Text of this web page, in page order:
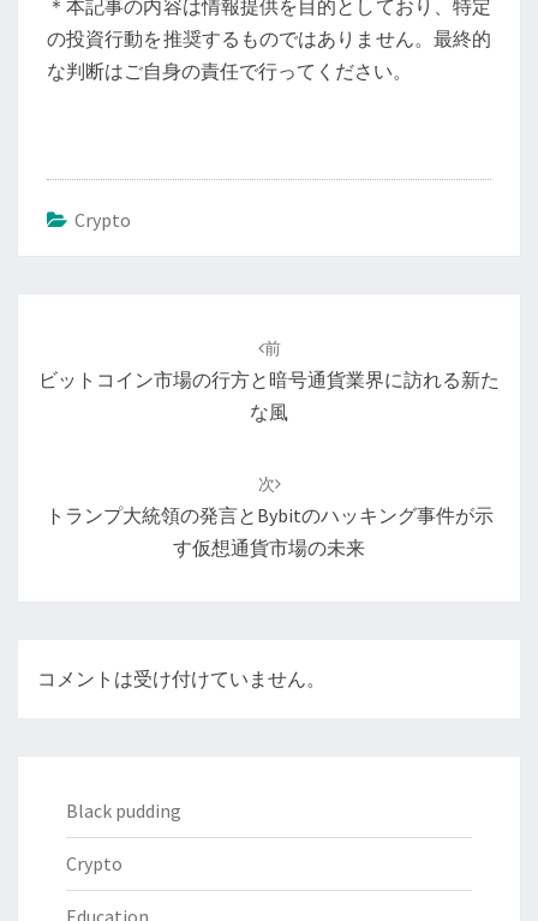
＊本記事の内容は情報提供を目的としており、特定
の投資行動を推奨するものではありません。最終的
な判断はご自身の責任で行ってください。
Crypto
ナ
前
ビットコイン市場の行方と暗号通貨業界に訪れる新た
な風
次
トランプ大統領の発言とBybitのハッキング事件が示
す仮想通貨市場の未来
コメントは受け付けていません。
Black pudding
Crypto